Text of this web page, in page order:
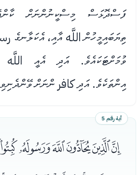
ފަސްދޮޅަސް މިސްކީނުންނަށް
ތިޔަބައިމީހުން اللَّه އާއި، އެކަލާނގެ
ވުމަށްޓަކައެވެ. އަދި އެއީ اللَّه
އިންތަކެވެ. އަދި كافر ންނަށް
آية رقم 5